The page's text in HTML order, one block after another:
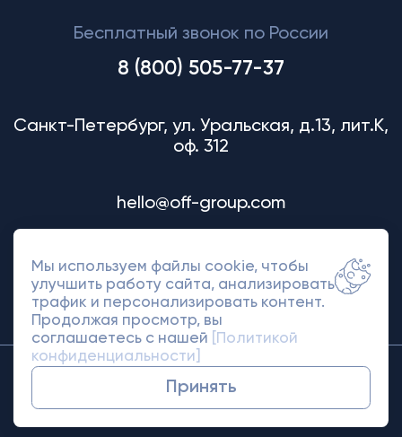
Бесплатный звонок по России
8 (800) 505-77-37
Санкт-Петербург, ул. Уральская, д.13, лит.К,
оф. 312
hello@off-group.com
© 2018-2026 Off Group. Товарный знак
Мы используем файлы cookie, чтобы
улучшить работу сайта, анализировать
трафик и персонализировать контент.
Продолжая просмотр, вы
соглашаетесь с нашей
[Политикой
конфиденциальности]
Принять